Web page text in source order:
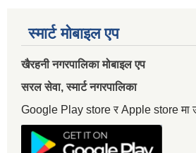
स्मार्ट मोबाइल एप
खैरहनी नगरपालिका मोबाइल एप
सरल सेवा, स्मार्ट नगरपालिका
Google Play store र Apple store मा